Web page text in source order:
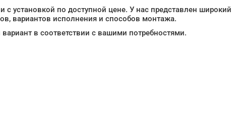
установкой по доступной цене. У нас представлен широкий
вариантов исполнения и способов монтажа.
в соответствии с вашими потребностями.